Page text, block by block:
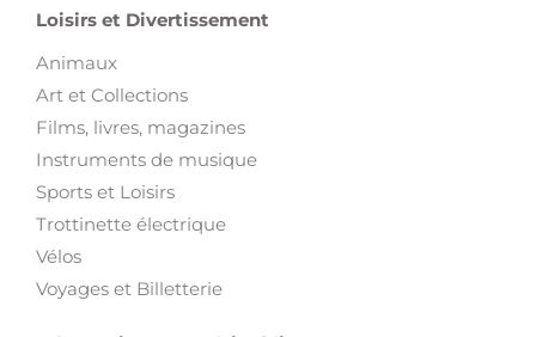
Loisirs et Divertissement
Animaux
Art et Collections
Films, livres, magazines
Instruments de musique
Sports et Loisirs
Trottinette électrique
Vélos
Voyages et Billetterie